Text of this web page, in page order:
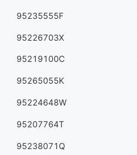
95235555F
95226703X
95219100C
95265055K
95224648W
95207764T
95238071Q